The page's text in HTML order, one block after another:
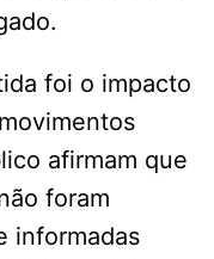
foi o impacto
afirmam que
foram
informadas